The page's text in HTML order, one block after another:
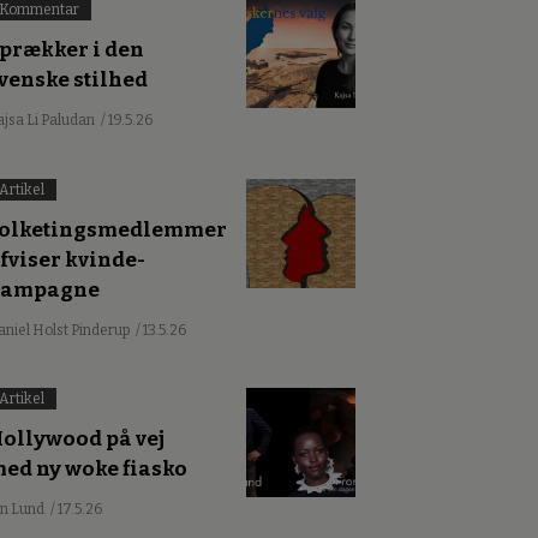
Kommentar
i den
stilhed
Li Paludan / 19.5.26
Artikel
kvinde-
Holst Pinderup / 13.5.26
Artikel
på vej
ny woke fiasko
Lund / 17.5.26